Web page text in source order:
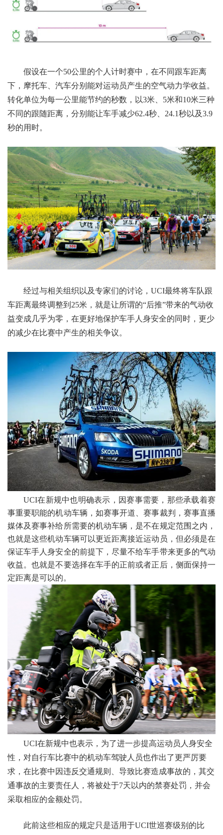
假设在一个50公里的个人计时赛中，在不同跟车距离
下，摩托车、汽车分别能对运动员产生的空气动力学收益。
转化单位为每一公里能节约的秒数，以3米、5米和10米三种
不同的跟随距离，分别能让车手减少62.4秒、24.1秒以及3.9
秒的用时。
经过与相关组织以及专家们的讨论，UCI最终将车队跟
车距离最终调整到25米，就是让所谓的“后推”带来的气动收
益变成几乎为零，在更好地保护车手人身安全的同时，更少
的减少在比赛中产生的相关争议。
UCI在新规中也明确表示，因赛事需要，那些承载着赛
事重要职能的机动车辆，如赛事开道、赛事裁判，赛事直播
媒体及赛事补给所需要的机动车辆，是不在规定范围之内，
也就是这些机动车辆可以更近距离接近运动员，但必须是在
保证车手人身安全的前提下，尽量不给车手带来更多的气动
收益。也就是不要选择在车手的正前或者正后，侧面保持一
定距离是可以的。
UCI在新规中也表示， 为了进一步提高运动员人身安全
性，对自行车比赛中的机动车驾驶人员也作出了更严厉要
求，在比赛中因违反交通规则、导致比赛造成事故的，其交
通事故的主要责任人，将被处于7天以内的禁赛处罚，并会
采取相应的金额处罚。
此前这些相应的规定只是适用于UCI世巡赛级别的比